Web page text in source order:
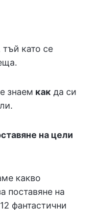
като се
знаем как да си
на цели
какво
поставяне на
фантастични